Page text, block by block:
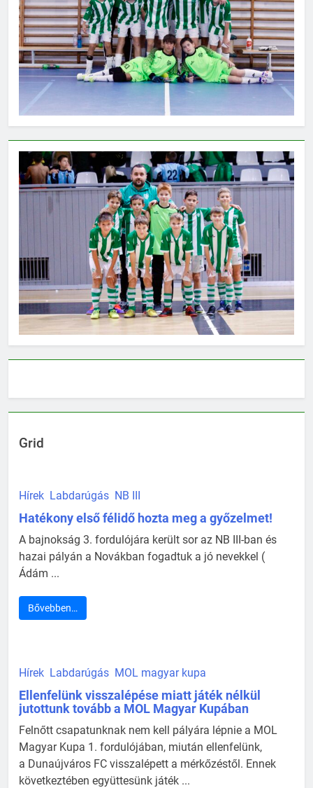
Grid
Hírek Labdarúgás NB III
Hatékony első félidő hozta meg a győzelmet!
A bajnokság 3. fordulójára került sor az NB III-ban és
hazai pályán a Novákban fogadtuk a jó nevekkel (
Ádám ...
Bővebben…
Hírek Labdarúgás MOL magyar kupa
Ellenfelünk visszalépése miatt játék nélkül
jutottunk tovább a MOL Magyar Kupában
Felnőtt csapatunknak nem kell pályára lépnie a MOL
Magyar Kupa 1. fordulójában, miután ellenfelünk,
a Dunaújváros FC visszalépett a mérkőzéstől. Ennek
következtében együttesünk játék ...